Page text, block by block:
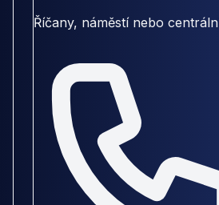
Říčany, náměstí nebo